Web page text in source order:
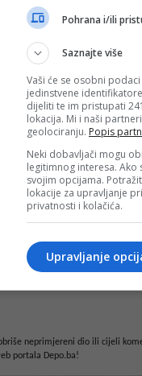
neprimjereni dio ili cijeli
portala Depo.ba!
Pohrana i/ili
Saznajte više
Vaši će se osobni
jedinstvene
dijeliti te im pristupati
lokacija. Mi i naši
geolociranju. Popis
Neki dobavljači mogu
legitimnog interesa. Ako
svojim opcijama.
lokacije za upravljanje
privatnosti i kolačića.
Upravljanje